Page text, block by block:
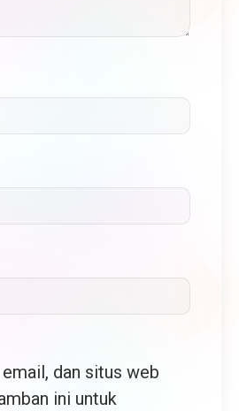
dan situs web
ini untuk